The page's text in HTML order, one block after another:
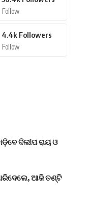
Follow
4.4k Followers
Follow
ଦିଲୀପ ରାୟ ଓ
ଆଜି ତଣ୍ଟି